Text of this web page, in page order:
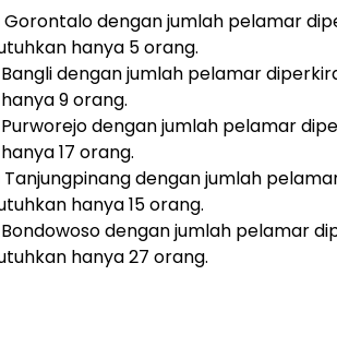
dengan jumlah pelamar
hanya 5 orang.
dengan jumlah pelamar
9 orang.
dengan jumlah pelamar
17 orang.
dengan jumlah
hanya 15 orang.
dengan jumlah pelamar
hanya 27 orang.